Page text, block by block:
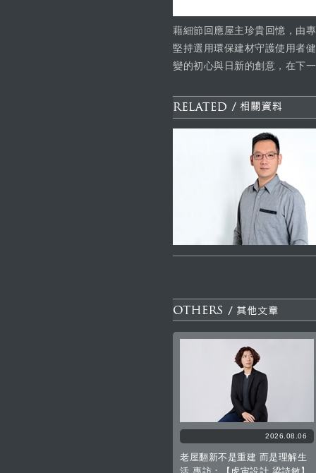
藉細節回應屋主珍貴回憶，由
堅持選用環保建材守護使用者
變的初心與日新的創意，在下
2026.08.06
老屋翻新不是重建 而是理解生